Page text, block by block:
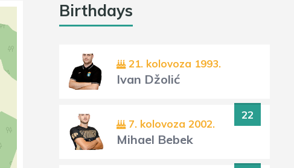
Birthdays
21. kolovoza 1993.
Ivan Džolić
22
7. kolovoza 2002.
Mihael Bebek